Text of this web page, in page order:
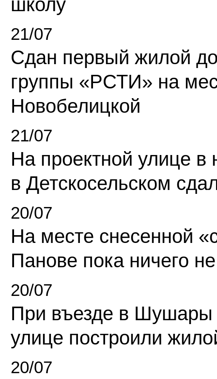
21/07
Сдан первый жилой
группы «РСТИ» на
Новобелицкой
21/07
На проектной улице
в Детскосельском
20/07
На месте снесенной
Панове пока ничего
20/07
При въезде в Шушары
улице построили
20/07